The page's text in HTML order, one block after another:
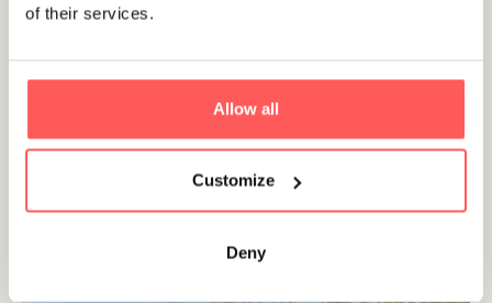
of their services.
Allow all
Customize
Deny
Verkocht
Utrecht
Lauwersteeg 5
€ 550.000 ,- k.k.